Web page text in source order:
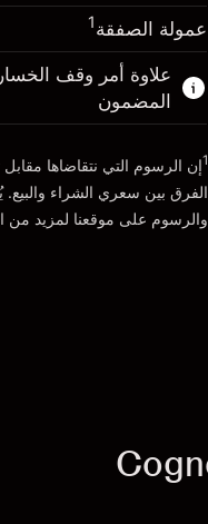
الذهاب إلى المنصة
الذهاب إلى المنصة
عمولة الصفقة1
علاوة أمر وقف
المضمون
1إن الرسوم التي نتقاضاها
الفرق بين سعري الشراء
والرسوم على موقعنا لمزيد من